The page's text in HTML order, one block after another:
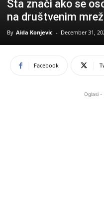
Šta znači ako se
na društvenim
By Aida Konjevic - December 31,
Facebook
Oglasi -